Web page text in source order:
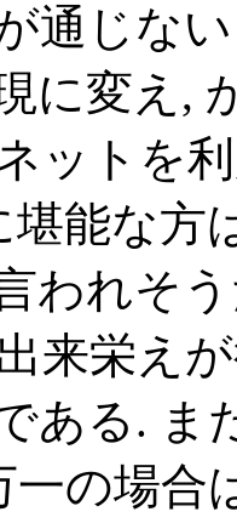
通じな
に変え,
ットを
堪能な方
われそ
来栄え
ある. ま
一の場合